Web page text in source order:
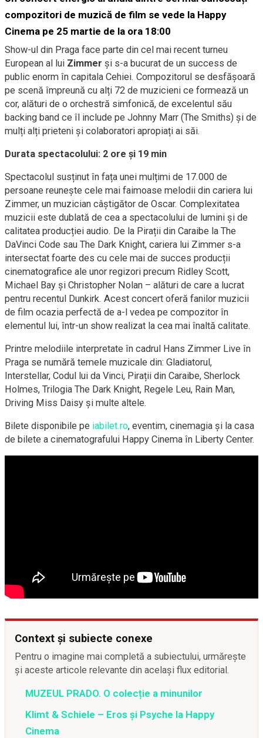
compozitori de muzică de film se vede la Happy
Cinema pe 25 martie de la ora 18:00
Show-ul din Praga face parte din cel mai recent turneu
European al lui Zimmer și s-a bucurat de un success de
public enorm în capitala Cehiei. Compozitorul se desfășoară
pe scenă împreună cu alți 72 de muzicieni ce formează un
cor, alături de o orchestră simfonică, de excelentul său
backing band ce îl include pe Johnny Marr (The Smiths) și de
mulți alți prieteni și colaboratori apropiați ai săi.
Durata spectacolului: 2 ore și 19 min
Spectacolul susținut în fața unei mulțimi de 17.000 de
persoane reunește cele mai faimoase melodii din cariera lui
Zimmer, un muzician câștigător de Oscar. Complexitatea
muzicii este dublată de cea a spectacolului de lumini și de
calitatea producției audio. De la Pirații din Caraibe la The
DaVinci Code sau The Dark Knight, cariera lui Zimmer s-a
intersectat foarte des cu cele mai de succes producții
cinematografice ale unor regizori precum Ridley Scott,
Michael Bay și Christopher Nolan – alături de care a lucrat
pentru recentul Dunkirk. Acest concert oferă fanilor muzicii
de film ocazia perfectă de a-l vedea pe compozitor în
elementul lui, într-un show realizat la cea mai înaltă calitate.
Printre melodiile interpretate în cadrul Hans Zimmer Live în
Praga se numără temele muzicale din: Gladiatorul,
Interstellar, Codul lui da Vinci, Pirații din Caraibe, Sherlock
Holmes, Trilogia The Dark Knight, Regele Leu, Rain Man,
Driving Miss Daisy și multe altele.
Bilete disponibile pe iabilet.ro, eventim, cinemagia și la casa
de bilete a cinematografului Happy Cinema în Liberty Center.
Context și subiecte conexe
Pentru o imagine mai completă a subiectului, urmărește
și aceste articole relevante din același flux editorial.
MUZEUL PRADO. O colecție a minunilor
Klimt & Schiele – Eros și Psyche la Happy
Cinema